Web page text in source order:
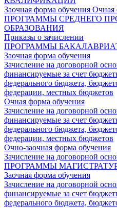
Заочная форма обучения Очная
ПРОГРАММЫ СРЕДНЕГО
ОБРАЗОВАНИЯ
Приказы о зачислении
ПРОГРАММЫ
Заочная форма обучения
Зачисление на договорной
финансируемые за счет
федерального бюджета,
федерации, местных бюджетов
Очная форма обучения
Зачисление на договорной
финансируемые за счет
федерального бюджета,
федерации, местных бюджетов
Очно-заочная форма обучения
Зачисление на договорной
ПРОГРАММЫ
Заочная форма обучения
Зачисление на договорной
финансируемые за счет
федерального бюджета,